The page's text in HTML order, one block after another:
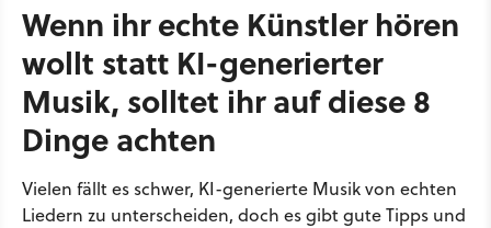
Wenn ihr echte Künstler hören
wollt statt KI-generierter
Musik, solltet ihr auf diese 8
Dinge achten
Vielen fällt es schwer, KI-generierte Musik von echten
Liedern zu unterscheiden, doch es gibt gute Tipps und